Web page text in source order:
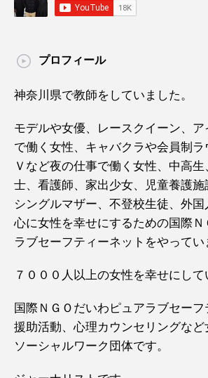
プロフィール
神奈川県で教師をしていました。
モデルや女優、レースクイーン、
で働く女性、キャバクラや会員制ラ
Ｖなど夜の仕事で働く女性、中高
士、看護師、家出少女、児童養護施
シングルマザー、不登校生徒、外
心に女性を幸せにするための国際
ラブセーフティーネットをやってい
７０００人以上の女性を幸せにして
国際ＮＧＯだいわピュアラブセー
援助活動、心理カウンセリングな
ソーシャルワーク団体です。